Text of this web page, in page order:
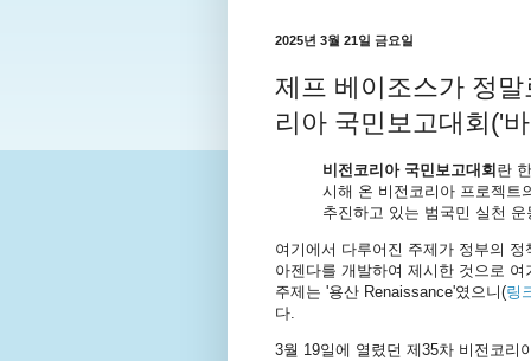
2025년 3월 21일 금요일
제프 베이조스가 정
리아 국민보고대회('
비전코리아 국민보고대회란
시해 온 비전코리아 프로젝트
추진하고 있는 범국민 실천 운
여기에서 다루어진 주제가 정부의
아젠다를 개발하여 제시한 것으로
주제는 '용산 Renaissance'였으니(링
다.
3월 19일에 열렸던 제35차 비전코리